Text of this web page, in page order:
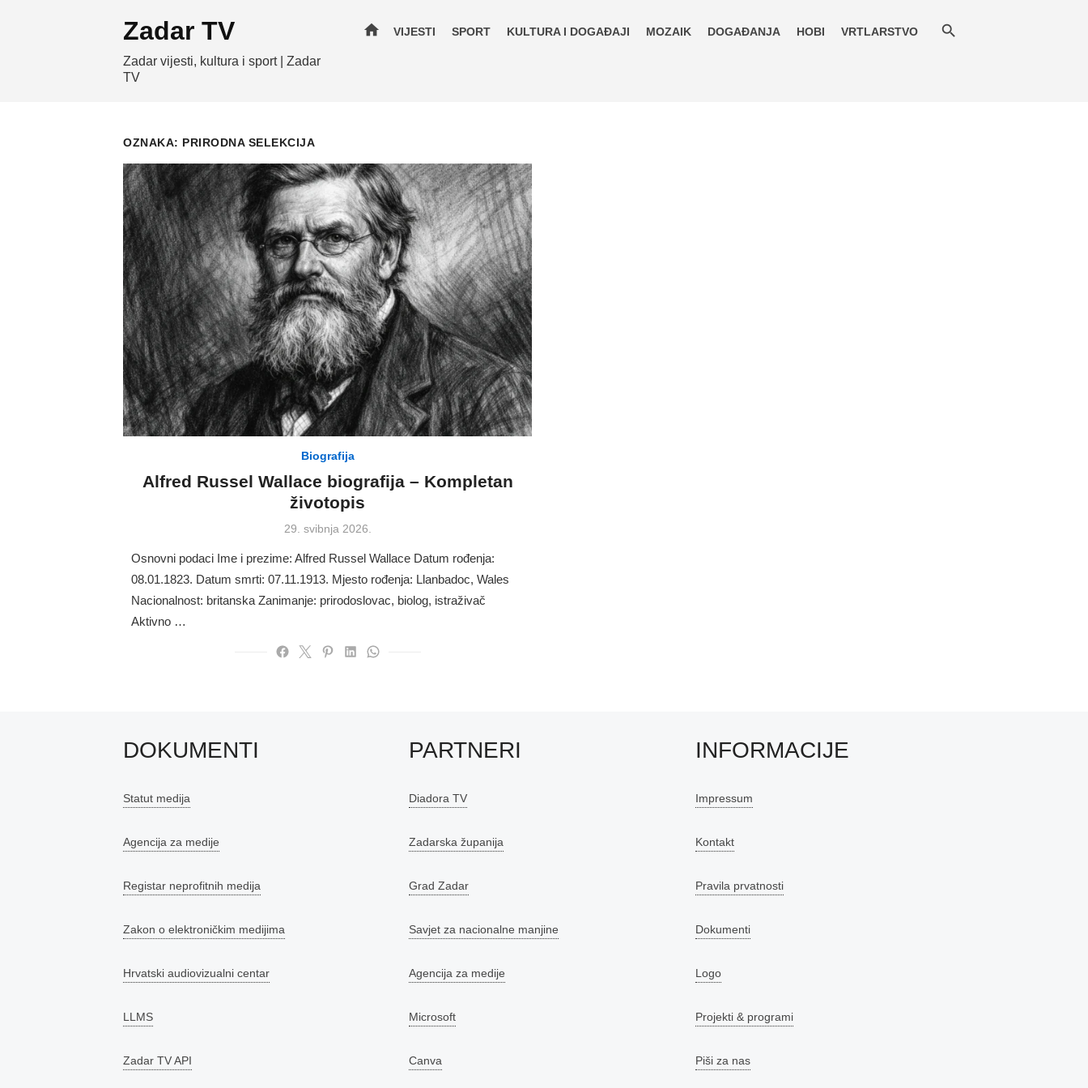
Zadar TV
Zadar vijesti, kultura i sport | Zadar
TV
home VIJESTI SPORT KULTURA I DOGAĐAJI MOZAIK DOGAĐANJA HOBI VRTLARSTVO
OZNAKA: PRIRODNA SELEKCIJA
Biografija
Alfred Russel Wallace biografija – Kompletan
životopis
Posted
29. svibnja 2026.
Osnovni podaci Ime i prezime: Alfred Russel Wallace Datum rođenja:
08.01.1823. Datum smrti: 07.11.1913. Mjesto rođenja: Llanbadoc, Wales
Nacionalnost: britanska Zanimanje: prirodoslovac, biolog, istraživač
Aktivno …
DOKUMENTI
Statut medija
Agencija za medije
Registar neprofitnih medija
Zakon o elektroničkim medijima
Hrvatski audiovizualni centar
LLMS
Zadar TV API
PARTNERI
Diadora TV
Zadarska županija
Grad Zadar
Savjet za nacionalne manjine
Agencija za medije
Microsoft
Canva
INFORMACIJE
Impressum
Kontakt
Pravila prvatnosti
Dokumenti
Logo
Projekti & programi
Piši za nas